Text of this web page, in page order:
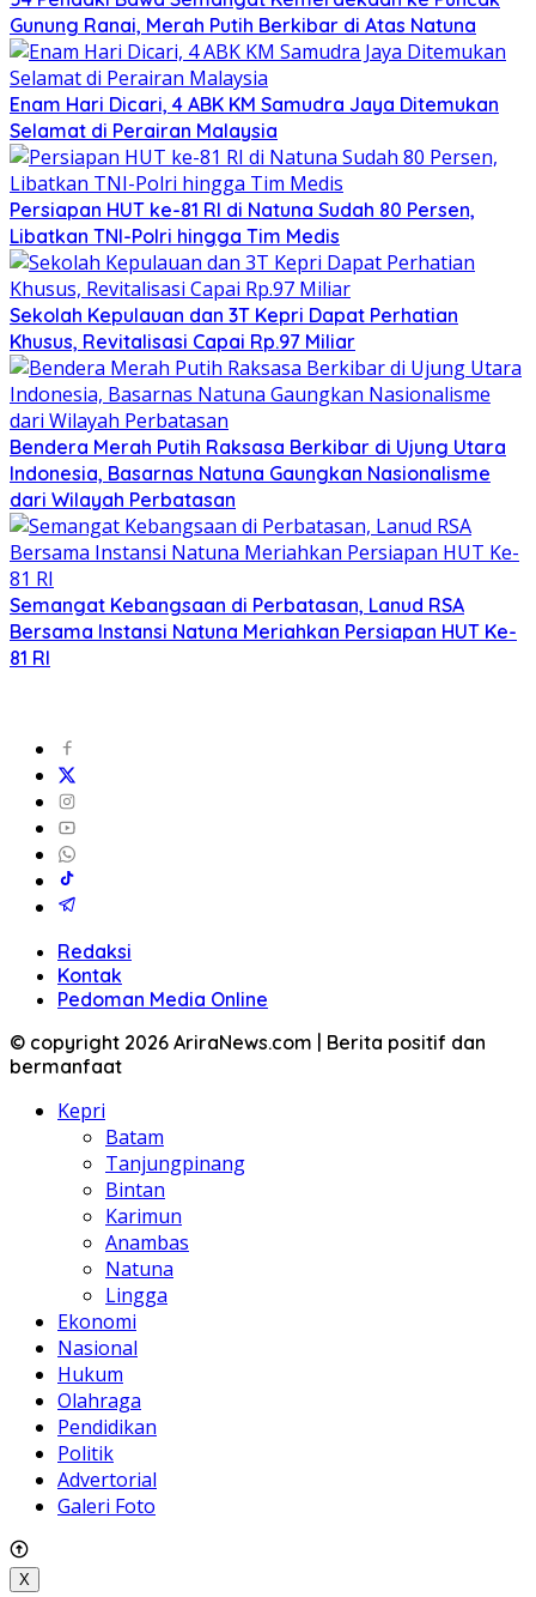
Gunung Ranai, Merah Putih Berkibar di Atas Natuna
Enam Hari Dicari, 4 ABK KM Samudra Jaya Ditemukan
Selamat di Perairan Malaysia
Persiapan HUT ke-81 RI di Natuna Sudah 80 Persen,
Libatkan TNI-Polri hingga Tim Medis
Sekolah Kepulauan dan 3T Kepri Dapat Perhatian
Khusus, Revitalisasi Capai Rp.97 Miliar
Bendera Merah Putih Raksasa Berkibar di Ujung Utara
Indonesia, Basarnas Natuna Gaungkan Nasionalisme
dari Wilayah Perbatasan
Semangat Kebangsaan di Perbatasan, Lanud RSA
Bersama Instansi Natuna Meriahkan Persiapan HUT Ke-
81 RI
Redaksi
Kontak
Pedoman Media Online
© copyright 2026 AriraNews.com | Berita positif dan
bermanfaat
Kepri
Batam
Tanjungpinang
Bintan
Karimun
Anambas
Natuna
Lingga
Ekonomi
Nasional
Hukum
Olahraga
Pendidikan
Politik
Advertorial
Galeri Foto
X